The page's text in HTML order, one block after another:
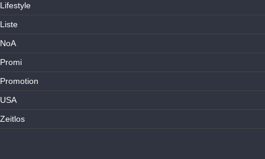
Lifestyle
Liste
NoA
Promi
Promotion
USA
Zeitlos